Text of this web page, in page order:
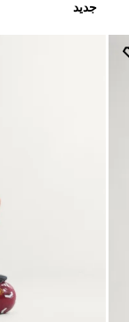
جديد